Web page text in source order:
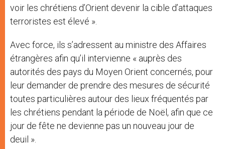
voir les chrétiens d’Orient devenir la cible d’attaques
terroristes est élevé ».
Avec force, ils s’adressent au ministre des Affaires
étrangères afin qu’il intervienne « auprès des
autorités des pays du Moyen Orient concernés, pour
leur demander de prendre des mesures de sécurité
toutes particulières autour des lieux fréquentés par
les chrétiens pendant la période de Noël, afin que ce
jour de fête ne devienne pas un nouveau jour de
deuil ».